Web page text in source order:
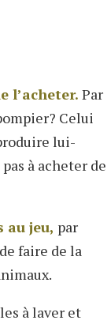
l’acheter. Par
Celui
lui-
à acheter de
au jeu, par
faire de la
à laver et